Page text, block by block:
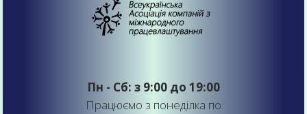
Пн - Сб: з 9:00 до 19:00
Працюємо з понеділка по